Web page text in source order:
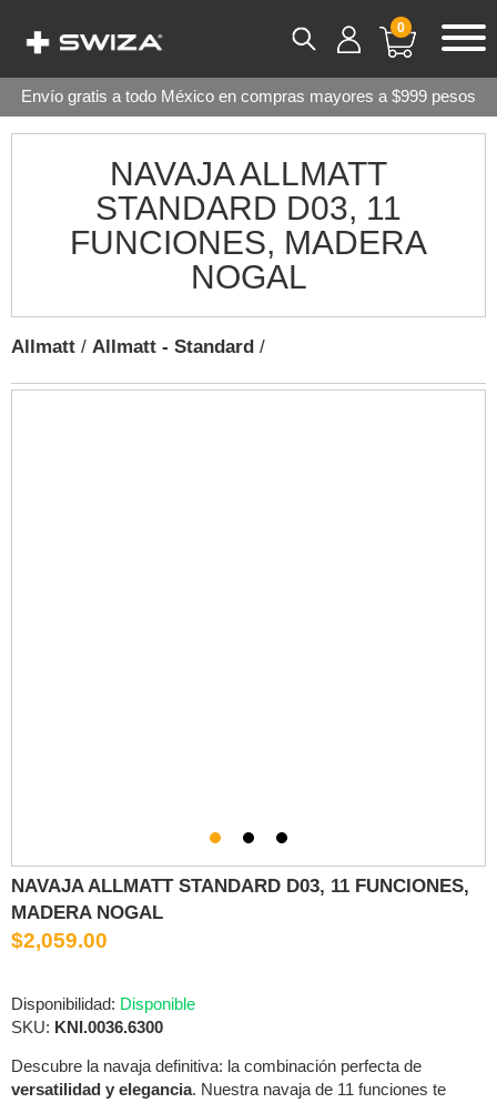
0
Envío gratis a todo México en compras mayores a $999 pesos
NAVAJA ALLMATT
STANDARD D03, 11
FUNCIONES, MADERA
NOGAL
Allmatt / Allmatt - Standard /
NAVAJA ALLMATT STANDARD D03, 11 FUNCIONES,
MADERA NOGAL
$2,059.00
Disponibilidad: Disponible
SKU: KNI.0036.6300
Descubre la navaja definitiva: la combinación perfecta de
versatilidad y elegancia. Nuestra navaja de 11 funciones te